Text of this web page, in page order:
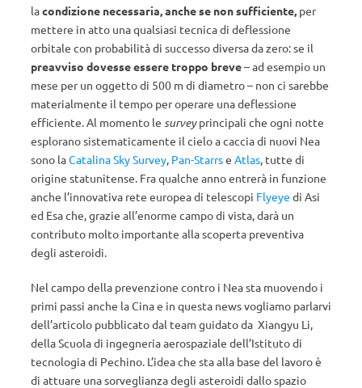
lacondizione necessaria, anche se non sufficiente, per
mettere in atto una qualsiasi tecnica di deflessione
orbitale con probabilità di successo diversa da zero: se il
preavviso dovesse essere troppo breve– ad esempio un
mese per un oggetto di 500 m di diametro – non ci sarebbe
materialmente il tempo per operare una deflessione
efficiente. Al momento le surveyprincipali che ogni notte
esplorano sistematicamente il cielo a caccia di nuovi Nea
sono laCatalina Sky Survey, Pan-Starrse Atlas, tutte di
origine statunitense. Fra qualche anno entrerà in funzione
anche l’innovativa rete europea di telescopi Flyeye di Asi
ed Esa che, grazie all’enorme campo di vista, darà un
contributo molto importante alla scoperta preventiva
degli asteroidi.
Nel campo della prevenzione contro i Nea sta muovendo i
primi passi anche la Cina e in questa news vogliamo parlarvi
dell’articolo pubblicato dal team guidato da Xiangyu Li,
della Scuola di ingegneria aerospaziale dell’Istituto di
tecnologia di Pechino. L’idea che sta alla base del lavoro è
di attuare una sorveglianza degli asteroidi dallo spazio